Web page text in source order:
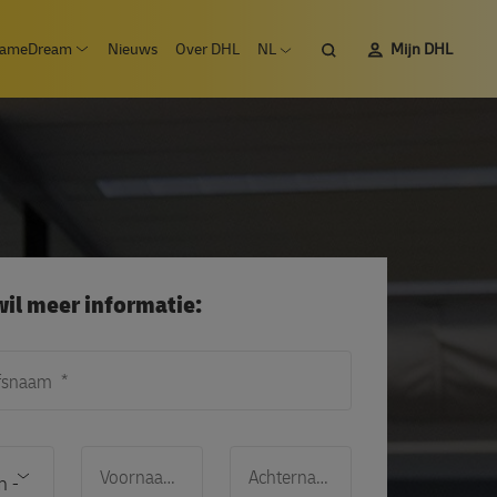
submenu VacaturesOpen submenu #SameDream
Nieuws Over DHL
NL
ZoekenMijn DHL
meer informatie:
Voornaam Achternaam